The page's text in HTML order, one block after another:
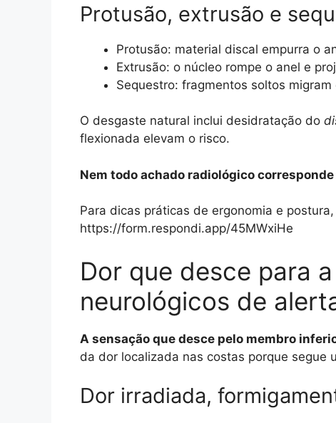
Protusão, extrusão e
Protusão: material discal empurra o
Extrusão: o núcleo rompe o anel e
Sequestro: fragmentos soltos
O desgaste natural inclui desidratação do
flexionada elevam o risco.
Nem todo achado radiológico
Para dicas práticas de ergonomia e postura,
https://form.respondi.app/45MWxiHe
Dor que desce para
neurológicos de
A sensação que desce pelo membro
da dor localizada nas costas porque segue
Dor irradiada,